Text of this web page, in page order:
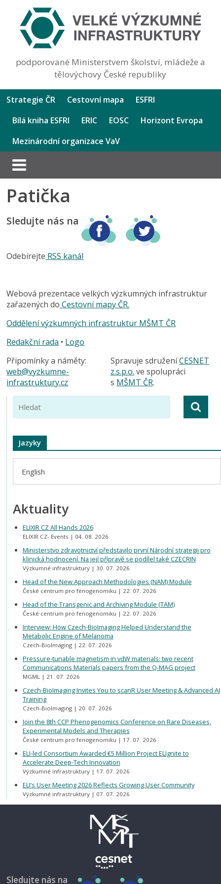
podporované Ministerstvem školství, mládeže a
tělovýchovy České republiky
Strategie ČR Cestovní mapa
ESFRI
Bílá kniha ESFRI
ERIC EOSC
Horizont Evropa
Mezinárodní organizace VaV
Patička
Sledujte nás na
Odebírejte RSS kanál
Webová prezentace velkých výzkumných infrastruktur
zařazených do Cestovní mapy ČR.
Oddělení výzkumných infrastruktur MŠMT ČR
Redakční rada • Logo
Spravuje sdruženíCESNET
z.s.p.o. ve spolupráci
s MŠMT ČR.
Připomínky a náměty:
web@vyzkumne-
infrastruktury.cz
Jazyky
English
Aktuality
ELIXIR CZ All Hands 2026
ELIXIR CZ- Events 04. 08. 2026
Ministerstvo zdravotnictví představilo první Národní strategii pro
klinická hodnocení. Na její přípravě se podílel také CZECRIN
Výzkumné infrastruktury 30. 07. 2026
Head of the New Approach Methodologies (NAM) Module
České centrum pro fenogenomiku 22. 07. 2026
Head of the Transgenic and Archiving Module (TAM)
České centrum pro fenogenomiku 22. 07. 2026
Interview: How Czech-BioImaging Helped Understand the
Metabolic Engine of Melanoma
Czech-BioImaging 22. 07. 2026
Pressure-tunable magnetism in vdW materials: two recent
Communications Materials papers from the Q-MAG project
MGML 21. 07. 2026
Czech-BioImaging Invites You to scanR User Meeting & Advanced AI
Training
Czech-BioImaging 20. 07. 2026
Join the 8th CCP Phenogenomics Conference on Rare Diseases,
Experimental Models and Therapies
České centrum pro fenogenomiku 17. 07. 2026
ELI-led Consortium Awarded €5 Million Project ELIgnite to
Accelerate Deep-Tech Innovation
Výzkumné infrastruktury 17. 07. 2026
ELI’s User Meeting 2026 Reflects Growing User Community
Výzkumné infrastruktury 07. 07. 2026
Sledujte nás na